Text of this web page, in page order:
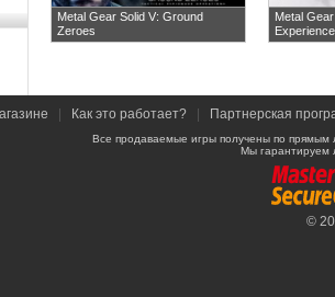
Metal Gear Solid V: Ground
Zeroes
Metal
Experience
Как это работает? Партнерская
Все продаваемые игры получены по
Мы гарантируем
©